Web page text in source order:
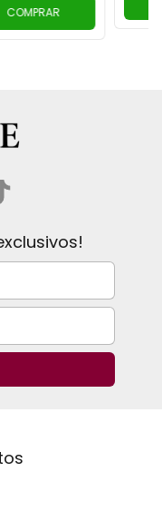
COMPRAR